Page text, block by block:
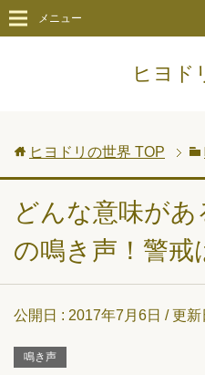
ヒヨド
メニュー
ヒヨドリの世界 TOP
どんな意味があ
の鳴き声！警戒
公開日 : 2017年7月6日 / 更新
鳴き声